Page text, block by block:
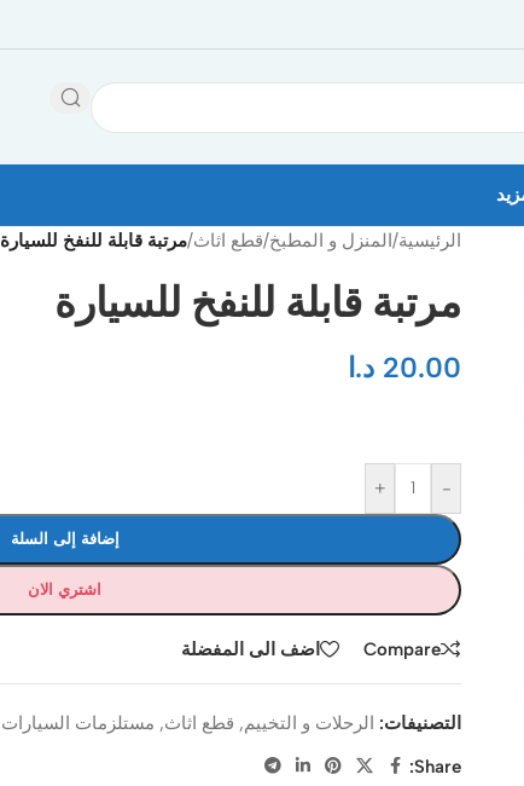
الرئيسية/المنزل و المطبخ/قطع اثاث/مرتبة قابلة للنفخ للسيارة
مرتبة قابلة للنفخ للسيارة
20.00 د.ا
-
+
إضافة إلى السلة
اشتري الان
Compare اضف الى المفضلة
التصنيفات: الرحلات و التخييم, قطع اثاث, مستلزمات السيارات
Share: